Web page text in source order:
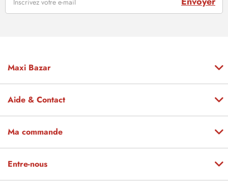
Maxi Bazar
Aide & Contact
Ma commande
Entre-nous